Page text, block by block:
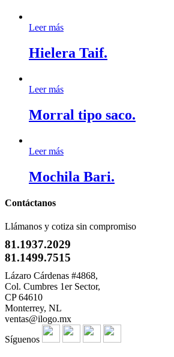
Leer más
Hielera Taif.
Leer más
Morral tipo saco.
Leer más
Mochila Bari.
Contáctanos
Llámanos y cotiza sin compromiso
81.1937.2029
81.1499.7515
Lázaro Cárdenas #4868,
Col. Cumbres 1er Sector,
CP 64610
Monterrey, NL
ventas@ilogo.mx
Síguenos